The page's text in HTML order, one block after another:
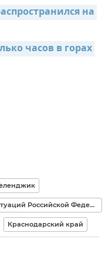
на
часов в горах
МЧС РФ (Министерство чрезвычайных ситуаций Российской Федерации)
Краснодарский край